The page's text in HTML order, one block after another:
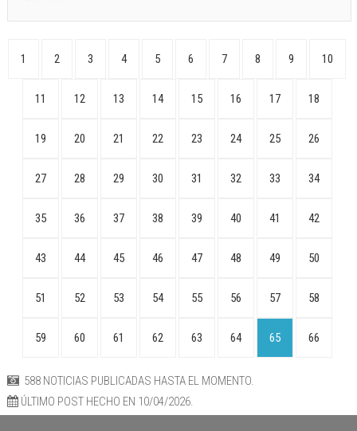
1 2 3 4 5 6 7 8 9 10
11 12 13 14 15 16 17 18
19 20 21 22 23 24 25 26
27 28 29 30 31 32 33 34
35 36 37 38 39 40 41 42
43 44 45 46 47 48 49 50
51 52 53 54 55 56 57 58
59 60 61 62 63 64 65 66
588 NOTICIAS PUBLICADAS HASTA EL MOMENTO.
ÚLTIMO POST HECHO EN 10/04/2026.